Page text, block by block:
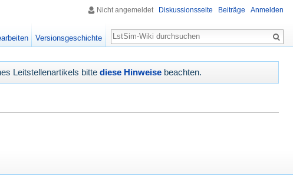
Leitstellenartikels bitte diese Hinweise beachten.
Nicht angemeldet Diskussionsseite Beiträge Anmelden
Versionsgeschichte
Suche